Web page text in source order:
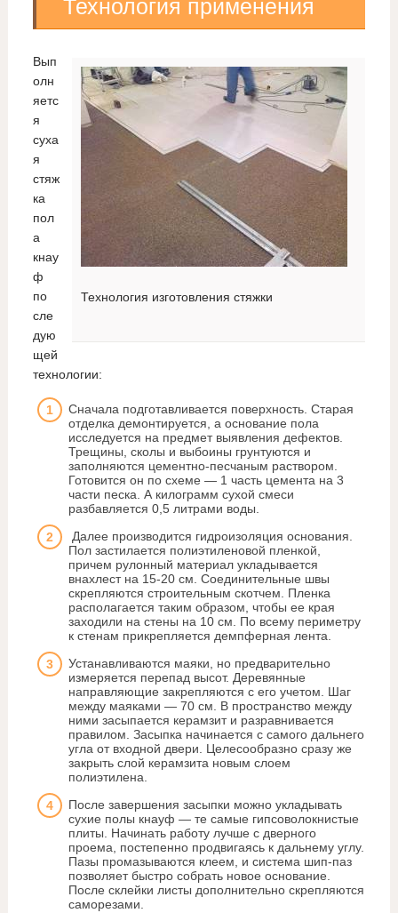
Технология применения
Технология изготовления стяжки
Вып
олн
яетс
я
суха
я
стяж
ка
пол
а
кнау
ф
по
сле
дую
щей
технологии:
Сначала подготавливается поверхность. Старая
отделка демонтируется, а основание пола
исследуется на предмет выявления дефектов.
Трещины, сколы и выбоины грунтуются и
заполняются цементно-песчаным раствором.
Готовится он по схеме — 1 часть цемента на 3
части песка. А килограмм сухой смеси
разбавляется 0,5 литрами воды.
Далее производится гидроизоляция основания.
Пол застилается полиэтиленовой пленкой,
причем рулонный материал укладывается
внахлест на 15-20 см. Соединительные швы
скрепляются строительным скотчем. Пленка
располагается таким образом, чтобы ее края
заходили на стены на 10 см. По всему периметру
к стенам прикрепляется демпферная лента.
Устанавливаются маяки, но предварительно
измеряется перепад высот. Деревянные
направляющие закрепляются с его учетом. Шаг
между маяками — 70 см. В пространство между
ними засыпается керамзит и разравнивается
правилом. Засыпка начинается с самого дальнего
угла от входной двери. Целесообразно сразу же
закрыть слой керамзита новым слоем
полиэтилена.
После завершения засыпки можно укладывать
сухие полы кнауф — те самые гипсоволокнистые
плиты. Начинать работу лучше с дверного
проема, постепенно продвигаясь к дальнему углу.
Пазы промазываются клеем, и система шип-паз
позволяет быстро собрать новое основание.
После склейки листы дополнительно скрепляются
саморезами.